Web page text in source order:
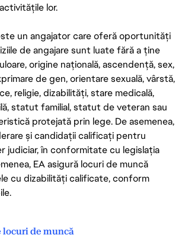
lor.
un angajator care oferă oportunități
de angajare sunt luate fără a ține
origine națională, ascendență, sex,
de gen, orientare sexuală, vârstă,
religie, dizabilități, stare medicală,
statut familial, statut de veteran sau
protejată prin lege. De asemenea,
și candidații calificați pentru
judiciar, în conformitate cu legislația
EA asigură locuri de muncă
cu dizabilități calificate, conform
locuri de muncă